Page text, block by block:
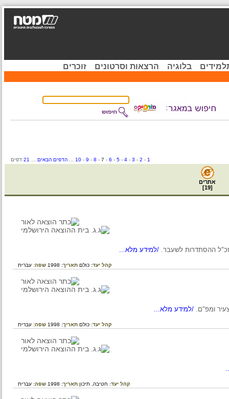
בלוגיה הרצאות וסרטונים זוכרים
-
3
-
4
-
5
-
6
-
7
-
8
-
9
-
10
...הדפים הבאים...
21 דפים
אתרים
ההסתדרות לשעבר./למידע מלא...
קהל יעד: כולם תאריך:1998 שפה:עברית
ומפ"ם./למידע מלא...
קהל יעד: כולם תאריך:1998 שפה:עברית
קהל יעד: חטיבה,תיכון תאריך:1998 שפה:עברית